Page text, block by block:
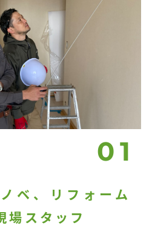
ベ、リフォーム
場スタッフ